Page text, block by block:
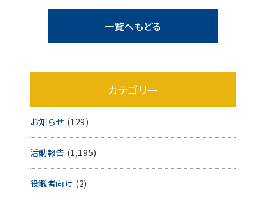
一覧へもどる
カテゴリー
お知らせ (129)
活動報告 (1,195)
役職者向け (2)